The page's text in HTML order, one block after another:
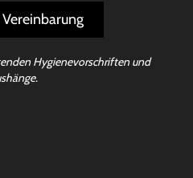
Hygienevorschriften und